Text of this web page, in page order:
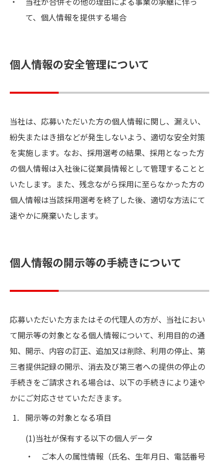
て、個人情報を提供する場合
個人情報の安全管理について
当社は、応募いただいた方の個人情報に関し、漏えい、
紛失またはき損などが発生しないよう、適切な安全対策
を実施します。なお、採用選考の結果、採用となった方
の個人情報は入社後に従業員情報として管理することと
いたします。また、残念ながら採用に至らなかった方の
個人情報は当該採用選考を終了した後、適切な方法にて
速やかに廃棄いたします。
個人情報の開示等の手続きについて
応募いただいた方またはその代理人の方が、当社におい
て開示等の対象となる個人情報について、利用目的の通
知、開示、内容の訂正、追加又は削除、利用の停止、第
三者提供記録の開示、消去及び第三者への提供の停止の
手続きをご請求される場合は、以下の手続きにより速や
かにご対応させていただきます。
開示等の対象となる項目
(1)当社が保有する以下の個人データ
ご本人の属性情報（氏名、生年月日、電話番号